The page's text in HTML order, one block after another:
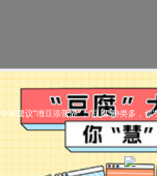
专家建议“增豆添营养”，“豆腐”种类多，